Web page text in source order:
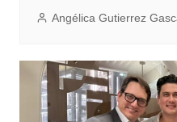
Angélica Gutierrez